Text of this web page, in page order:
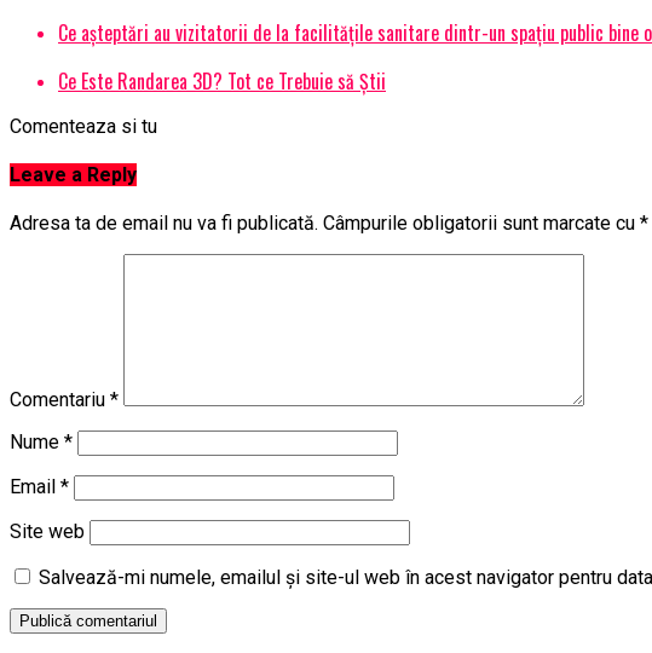
Ce așteptări au vizitatorii de la facilitățile sanitare dintr-un spațiu public bine
Ce Este Randarea 3D? Tot ce Trebuie să Știi
Comenteaza si tu
Leave a Reply
Adresa ta de email nu va fi publicată. Câmpurile obligatorii sunt marcate cu *
Comentariu *
Nume *
Email *
Site web
Salvează-mi numele, emailul și site-ul web în acest navigator pentru